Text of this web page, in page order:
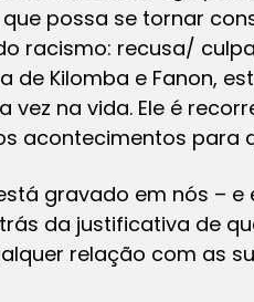
possa se tornar
racismo: recusa/
de Kilomba e Fanon,
vez na vida. Ele é
acontecimentos para
gravado em nós –
da justificativa de
relação com as